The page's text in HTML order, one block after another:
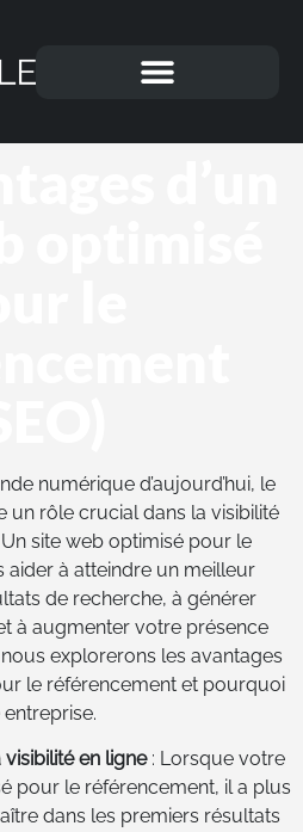
numérique d’aujourd’hui, le
un rôle crucial dans la visibilité
Un site web optimisé pour le
à atteindre un meilleur
de recherche, à générer
à augmenter votre présence
explorerons les avantages
le référencement et pourquoi
en ligne: Lorsque votre
pour le référencement, il a plus
dans les premiers résultats